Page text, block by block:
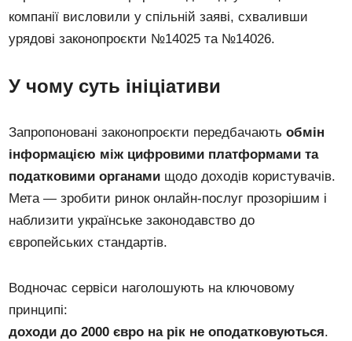
компанії висловили у спільній заяві, схваливши
урядові законопроєкти №14025 та №14026.
У чому суть ініціативи
Запропоновані законопроєкти передбачаютьобмін
інформацією між цифровими платформами та
податковими органами щодо доходів користувачів.
Мета — зробити ринок онлайн-послуг прозорішим і
наблизити українське законодавство до
європейських стандартів.
Водночас сервіси наголошують на ключовому
принципі:
доходи до 2000 євро на рік не оподатковуються.